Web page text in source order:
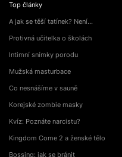
Top články
A jak se těší tatínek? Není…
Protivná učitelka o školách
Intimní snímky porodu
Mužská masturbace
Co nesnášíme v sauně
Korejské zombie masky
Kvíz: Poznáte narcistu?
Kingdom Come 2 a ženské tělo
Bossing: jak se bránit